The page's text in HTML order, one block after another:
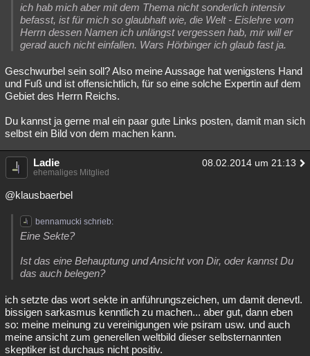
ich hab mich aber mit dem Thema nicht sonderlich intensiv
befasst, ist für mich so glaubhaft wie, die Welt - Eislehre vom
Herrn dessen Namen ich unlängst vergessen hab, mir will er
gerad auch nicht einfallen. Wars Hörbinger ich glaub fast ja.
Geschwurbel sein soll? Also meine Aussage hat wenigstens Hand
und Fuß und ist offensichtlich, für so eine solche Expertin auf dem
Gebiet des Herrn Reichs.
Du kannst ja gerne mal ein paar gute Links posten, damit man sich
selbst ein Bild von dem machen kann.
Ladie 08.02.2014 um 21:13
ehemaliges Mitglied
@klausbaerbel
bennamucki schrieb:
Eine Sekte?
Ist das eine Behauptung und Ansicht von Dir, oder kannst Du
das auch belegen?
ich setzte das wort sekte in anführungszeichen, um damit denevtl.
bissigen sarkasmus kenntlich zu machen... aber gut, dann eben
so: meine meinung zu vereinigungen wie psiram usw. und auch
meine ansicht zum generellen weltbild dieser selbsternannten
skeptiker ist durchaus nicht positiv.